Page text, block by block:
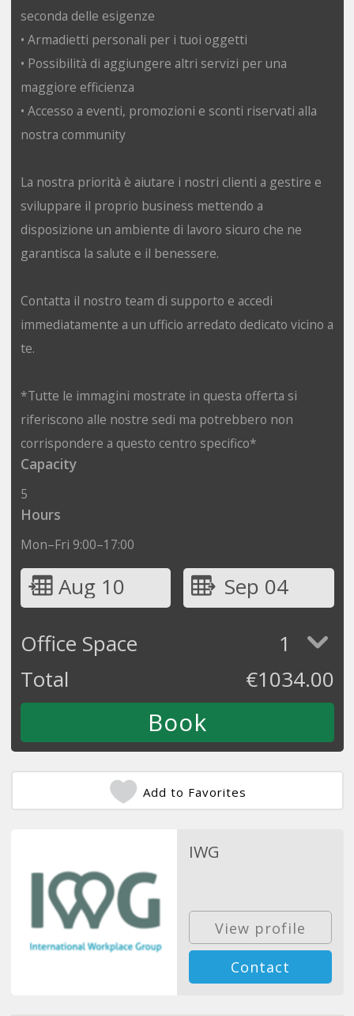
seconda delle esigenze
• Armadietti personali per i tuoi oggetti
• Possibilità di aggiungere altri servizi per una
maggiore efficienza
• Accesso a eventi, promozioni e sconti riservati alla
nostra community
La nostra priorità è aiutare i nostri clienti a gestire e
sviluppare il proprio business mettendo a
disposizione un ambiente di lavoro sicuro che ne
garantisca la salute e il benessere.
Contatta il nostro team di supporto e accedi
immediatamente a un ufficio arredato dedicato vicino a
te.
*Tutte le immagini mostrate in questa offerta si
riferiscono alle nostre sedi ma potrebbero non
corrispondere a questo centro specifico*
Capacity
5
Hours
Mon–Fri 9:00–17:00
Aug 10
Sep 04
Office Space
1
Total
€1034.00
Add to Favorites
IWG
View profile
Contact